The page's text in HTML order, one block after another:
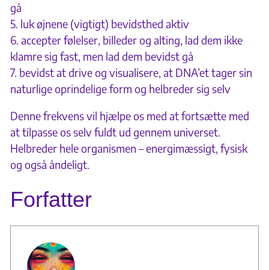
gå
5. luk øjnene (vigtigt) bevidsthed aktiv
6. accepter følelser, billeder og alting, lad dem ikke
klamre sig fast, men lad dem bevidst gå
7. bevidst at drive og visualisere, at DNA’et tager sin
naturlige oprindelige form og helbreder sig selv
Denne frekvens vil hjælpe os med at fortsætte med
at tilpasse os selv fuldt ud gennem universet.
Helbreder hele organismen – energimæssigt, fysisk
og også åndeligt.
Forfatter